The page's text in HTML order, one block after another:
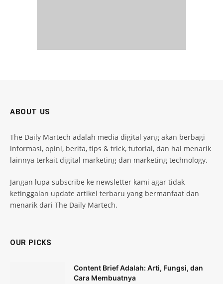
ABOUT US
The Daily Martech adalah media digital yang akan berbagi
informasi, opini, berita, tips & trick, tutorial, dan hal menarik
lainnya terkait digital marketing dan marketing technology.
Jangan lupa subscribe ke newsletter kami agar tidak
ketinggalan update artikel terbaru yang bermanfaat dan
menarik dari The Daily Martech.
OUR PICKS
Content Brief Adalah: Arti, Fungsi, dan
Cara Membuatnya